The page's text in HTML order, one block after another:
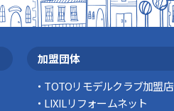
加盟団体
TOTOリモデルクラブ加盟店
LIXILリフォームネット